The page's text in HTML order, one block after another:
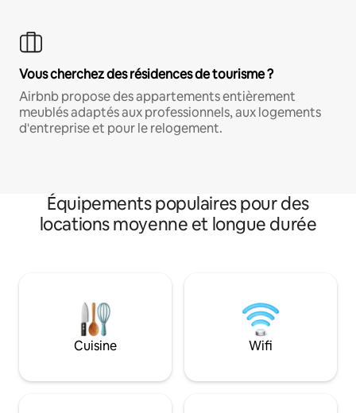
Vous cherchez des résidences de tourisme ?
Airbnb propose des appartements entièrement
meublés adaptés aux professionnels, aux logements
d'entreprise et pour le relogement.
Équipements populaires pour des
locations moyenne et longue durée
Cuisine Wifi